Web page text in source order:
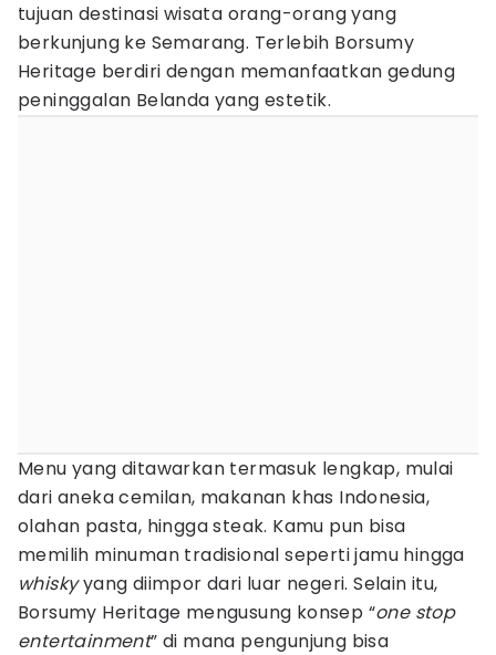
tujuan destinasi wisata orang-orang yang
berkunjung ke Semarang. Terlebih Borsumy
Heritage berdiri dengan memanfaatkan gedung
peninggalan Belanda yang estetik.
Menu yang ditawarkan termasuk lengkap, mulai
dari aneka cemilan, makanan khas Indonesia,
olahan pasta, hingga steak. Kamu pun bisa
memilih minuman tradisional seperti jamu hingga
whiskyyang diimpor dari luar negeri. Selain itu,
Borsumy Heritage mengusung konsep “one stop
entertainment” di mana pengunjung bisa